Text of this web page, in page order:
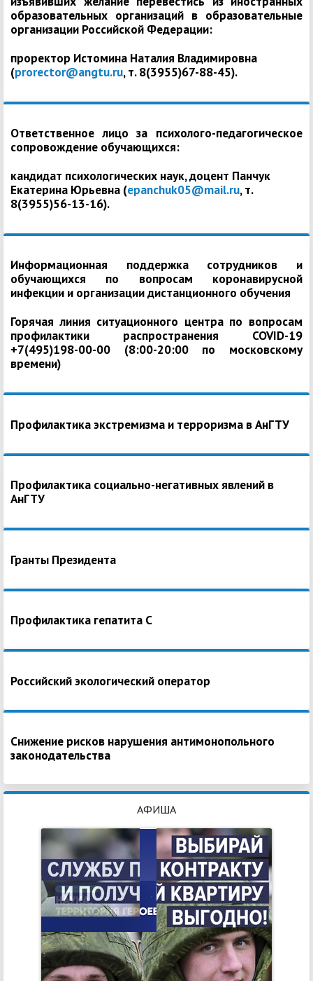
образовательных организаций в образовательные
организации Российской Федерации:
проректор Истомина Наталия Владимировна
(prorector@angtu.ru, т. 8(3955)67-88-45).
Ответственное лицо за психолого-педагогическое
сопровождение обучающихся:
кандидат психологических наук, доцент Панчук
Екатерина Юрьевна (epanchuk05@mail.ru, т.
8(3955)56-13-16).
Информационная поддержка сотрудников и
обучающихся по вопросам коронавирусной
инфекции и организации дистанционного обучения
Горячая линия ситуационного центра по вопросам
профилактики распространения COVID-19
+7(495)198-00-00 (8:00-20:00 по московскому
времени)
Профилактика экстремизма и терроризма в АнГТУ
Профилактика социально-негативных явлений в
АнГТУ
Гранты Президента
Профилактика гепатита С
Российский экологический оператор
Снижение рисков нарушения антимонопольного
законодательства
АФИША